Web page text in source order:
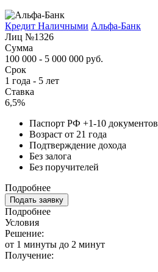
Кредит Наличными Альфа-Банк
Лиц №1326
Сумма
100 000 - 5 000 000 руб.
Срок
1 года - 5 лет
Ставка
6,5%
Паспорт РФ +1-10 документов
Возраст от 21 года
Подтверждение дохода
Без залога
Без поручителей
Подробнее
Подать заявку
Подробнее
Условия
Решение:
от 1 минуты до 2 минут
Получение: